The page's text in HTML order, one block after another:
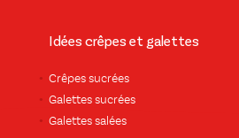
Idées crêpes et galettes
Crêpes sucrées
Galettes sucrées
Galettes salées